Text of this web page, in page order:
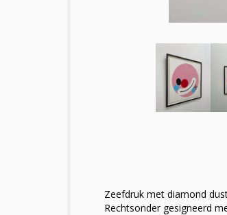
Zeefdruk met diamond
Rechtsonder gesigneerd